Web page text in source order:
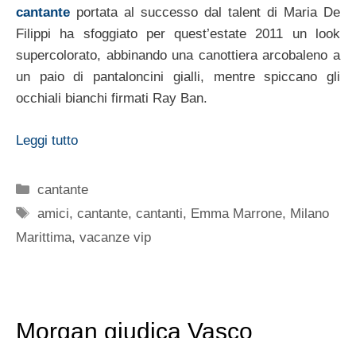
cantante portata al successo dal talent di Maria De
Filippi ha sfoggiato per quest’estate 2011 un look
supercolorato, abbinando una canottiera arcobaleno a
un paio di pantaloncini gialli, mentre spiccano gli
occhiali bianchi firmati Ray Ban.
Leggi tutto
Categorie
cantante
Tag
amici,cantante,cantanti, Emma Marrone, Milano
Marittima, vacanze vip
Morgan giudica Vasco